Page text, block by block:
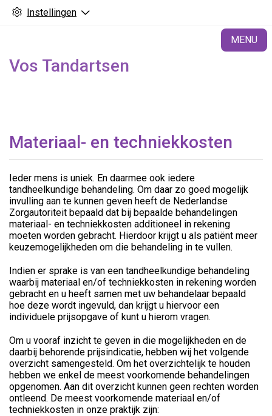
Instellingen
MENU
Vos Tandartsen
Materiaal- en techniekkosten
Ieder mens is uniek. En daarmee ook iedere
tandheelkundige behandeling. Om daar zo goed mogelijk
invulling aan te kunnen geven heeft de Nederlandse
Zorgautoriteit bepaald dat bij bepaalde behandelingen
materiaal- en techniekkosten additioneel in rekening
moeten worden gebracht. Hierdoor krijgt u als patiënt meer
keuzemogelijkheden om die behandeling in te vullen.
Indien er sprake is van een tandheelkundige behandeling
waarbij materiaal en/of techniekkosten in rekening worden
gebracht en u heeft samen met uw behandelaar bepaald
hoe deze wordt ingevuld, dan krijgt u hiervoor een
individuele prijsopgave of kunt u hierom vragen.
Om u vooraf inzicht te geven in die mogelijkheden en de
daarbij behorende prijsindicatie, hebben wij het volgende
overzicht samengesteld. Om het overzichtelijk te houden
hebben we enkel de meest voorkomende behandelingen
opgenomen. Aan dit overzicht kunnen geen rechten worden
ontleend. De meest voorkomende materiaal en/of
techniekkosten in onze praktijk zijn: